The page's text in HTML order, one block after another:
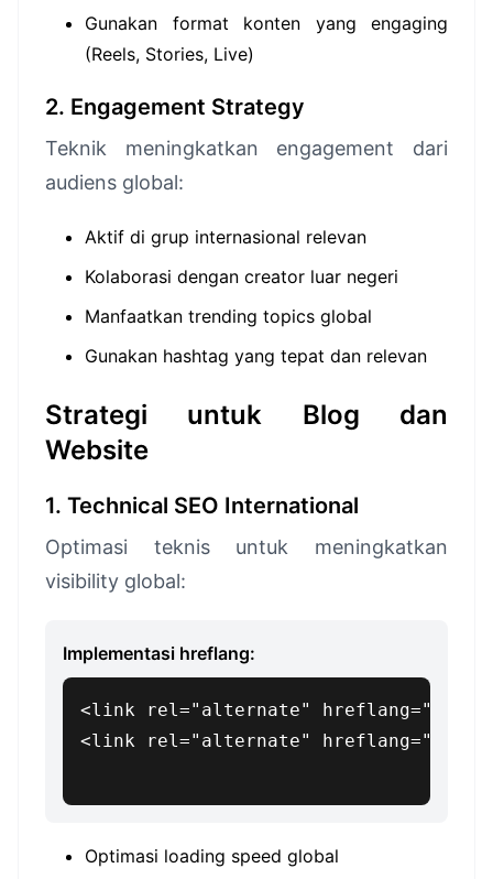
Gunakan format konten yang engaging
(Reels, Stories, Live)
2. Engagement Strategy
Teknik meningkatkan engagement dari
audiens global:
Aktif di grup internasional relevan
Kolaborasi dengan creator luar negeri
Manfaatkan trending topics global
Gunakan hashtag yang tepat dan relevan
Strategi untuk Blog dan
Website
1. Technical SEO International
Optimasi teknis untuk meningkatkan
visibility global:
Implementasi hreflang:
<link rel="alternate" hreflang="en"
<link rel="alternate" hreflang="es"
Optimasi loading speed global